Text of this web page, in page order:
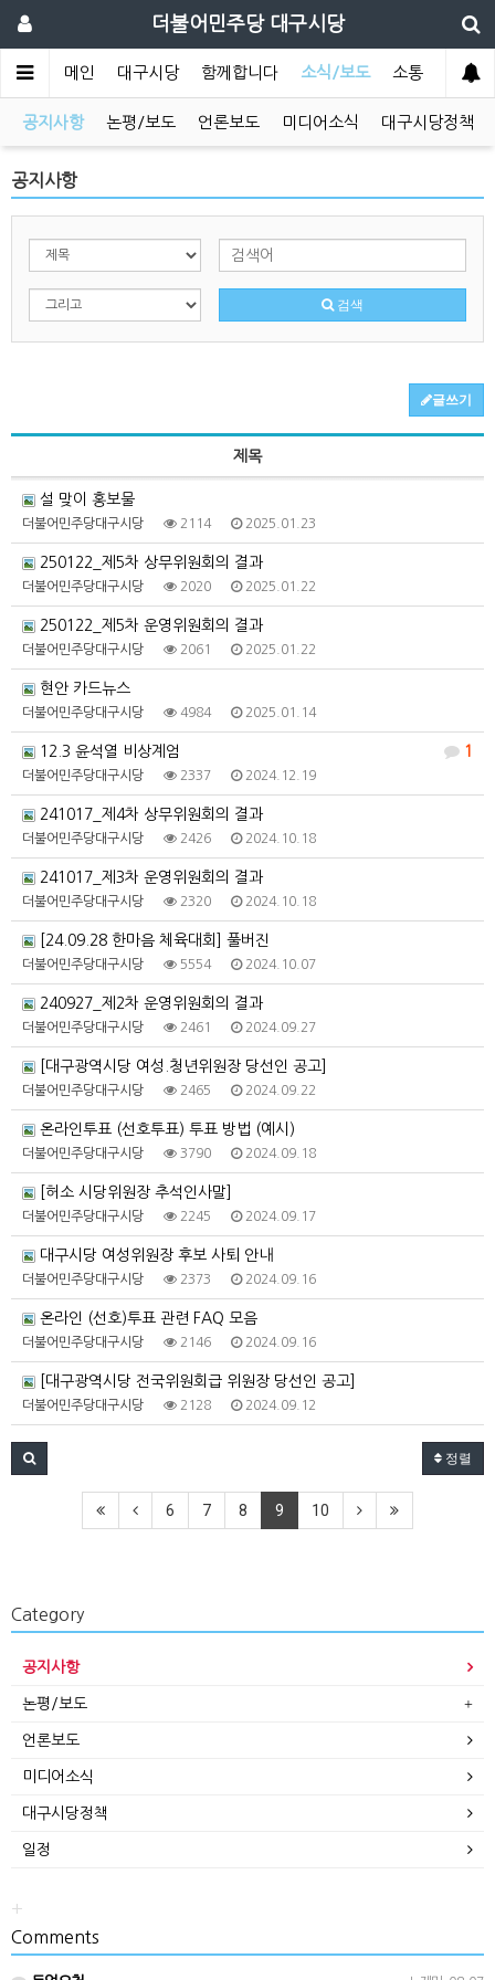
더불어민주당 대구시당
메인 대구시당 함께합니다 소식/보도 소통
공지사항 논평/보도 언론보도 미디어소식 대구시당정책
공지사항
검색
글쓰기
제목
설 맞이 홍보물
더불어민주당대구시당 2114 2025.01.23
250122_제5차 상무위원회의 결과
더불어민주당대구시당 2020 2025.01.22
250122_제5차 운영위원회의 결과
더불어민주당대구시당 2061 2025.01.22
현안 카드뉴스
더불어민주당대구시당 4984 2025.01.14
1
12.3 윤석열 비상계엄
더불어민주당대구시당 2337 2024.12.19
241017_제4차 상무위원회의 결과
더불어민주당대구시당 2426 2024.10.18
241017_제3차 운영위원회의 결과
더불어민주당대구시당 2320 2024.10.18
[24.09.28 한마음 체육대회] 풀버진
더불어민주당대구시당 5554 2024.10.07
240927_제2차 운영위원회의 결과
더불어민주당대구시당 2461 2024.09.27
[대구광역시당 여성.청년위원장 당선인 공고]
더불어민주당대구시당 2465 2024.09.22
온라인투표 (선호투표) 투표 방법 (예시)
더불어민주당대구시당 3790 2024.09.18
[허소 시당위원장 추석인사말]
더불어민주당대구시당 2245 2024.09.17
대구시당 여성위원장 후보 사퇴 안내
더불어민주당대구시당 2373 2024.09.16
온라인 (선호)투표 관련 FAQ 모음
더불어민주당대구시당 2146 2024.09.16
[대구광역시당 전국위원회급 위원장 당선인 공고]
더불어민주당대구시당 2128 2024.09.12
정렬
6 7 8 9 10
Category
공지사항
논평/보도
언론보도
미디어소식
대구시당정책
일정
+
Comments